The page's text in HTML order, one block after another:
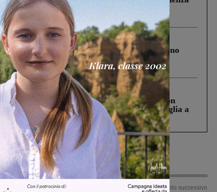
Pnrr, il gruppo di Fratelli d’Italia: “Un
ringraziamento al Governo”
Cronaca 4 Agosto 2026
Un anno fa la strage in A1 in cui morirono
Gianni, Giulia e Franco. Lo schianto, il
processo, lo stop ai sorpassi fra tir....
Cronaca 3 Agosto 2026
Scomparso da una struttura di Castiglion
Fiorentino l’uomo che aveva ucciso la figlia a
Levane nel 2020
Articolo precedente
Articolo successivo